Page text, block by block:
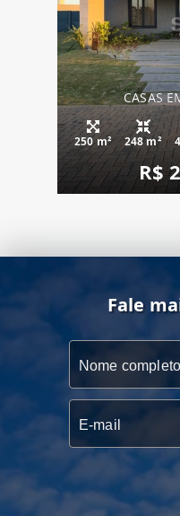
CASAS
250 m² 248 m²
R$
Fale